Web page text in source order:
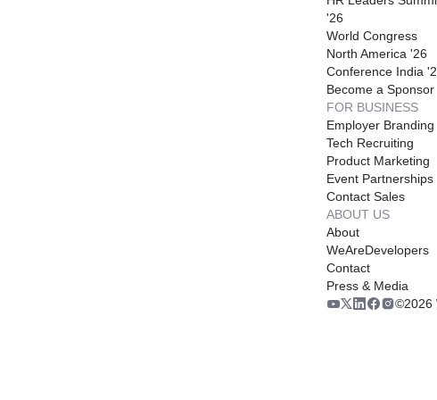
'26
World Congress
North America '26
Conference India
Become a Sponsor
FOR BUSINESS
Employer Branding
Tech Recruiting
Product Marketing
Event Partnerships
Contact Sales
ABOUT US
About
WeAreDevelopers
Contact
Press & Media
©2026